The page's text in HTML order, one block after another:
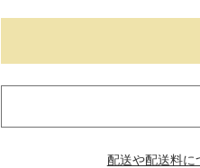
配送や配送料に